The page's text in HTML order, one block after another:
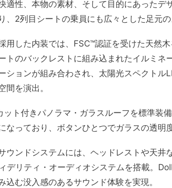
適性、本物の素材、そして目的にあったデ
、2列目シートの乗員にも広々とした足元の
用した内装では、FSC™認証を受けた天然
トのバックレストに組み込まれたイルミ
ションが組み合わされ、太陽光スペクトル
間を演出。
ト付きパノラマ・ガラスルーフを標準装
なっており、ボタンひとつでガラスの透明
ウンドシステムには、ヘッドレストや天井
デリティ・オーディオシステムを搭載。
込む没入感のあるサウンド体験を実現。